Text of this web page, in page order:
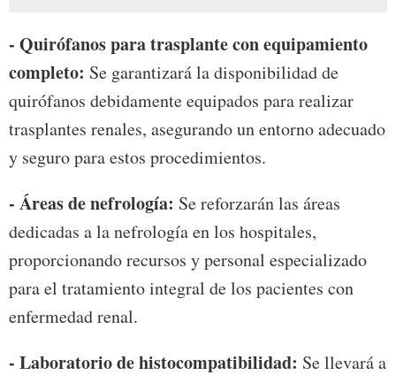
- Quirófanos para trasplante con equipamiento
completo: Se garantizará la disponibilidad de
quirófanos debidamente equipados para realizar
trasplantes renales, asegurando un entorno adecuado
y seguro para estos procedimientos.
- Áreas de nefrología: Se reforzarán las áreas
dedicadas a la nefrología en los hospitales,
proporcionando recursos y personal especializado
para el tratamiento integral de los pacientes con
enfermedad renal.
- Laboratorio de histocompatibilidad: Se llevará a